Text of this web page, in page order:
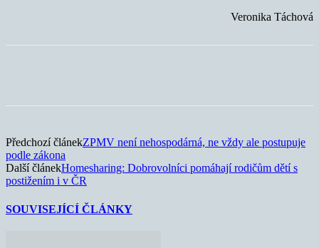
Veronika Táchová
Předchozí článekZPMV není nehospodárná, ne vždy ale postupuje
podle zákona
Další článekHomesharing: Dobrovolníci pomáhají rodičům dětí s
postižením i v ČR
SOUVISEJÍCÍ ČLÁNKY